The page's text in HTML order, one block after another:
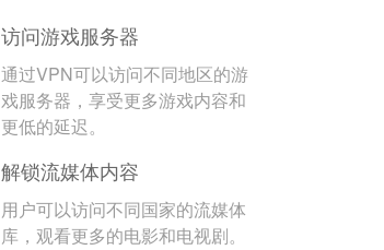
访问游戏服务器
通过VPN可以访问不同地区的游
戏服务器，享受更多游戏内容和
更低的延迟。
解锁流媒体内容
用户可以访问不同国家的流媒体
库，观看更多的电影和电视剧。